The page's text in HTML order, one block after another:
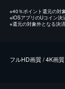
※40％ポイント還元の対
※iOSアプリのUコイン決
※還元の対象外となる決
フルHD画質 / 4K画質